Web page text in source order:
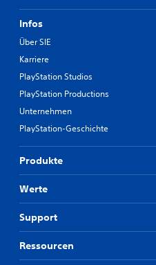
Infos
Über SIE
Karriere
PlayStation Studios
PlayStation Productions
Unternehmen
PlayStation-Geschichte
Produkte
Werte
Support
Ressourcen